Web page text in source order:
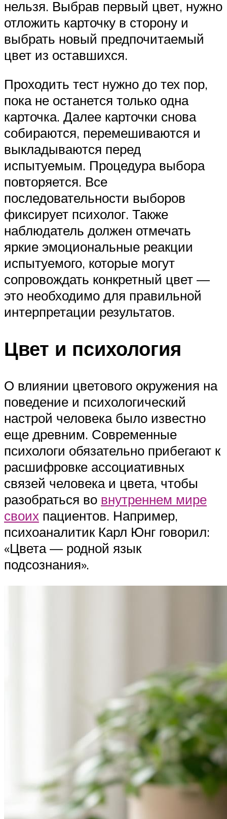
нельзя. Выбрав первый цвет, нужно
отложить карточку в сторону и
выбрать новый предпочитаемый
цвет из оставшихся.
Проходить тест нужно до тех пор,
пока не останется только одна
карточка. Далее карточки снова
собираются, перемешиваются и
выкладываются перед
испытуемым. Процедура выбора
повторяется. Все
последовательности выборов
фиксирует психолог. Также
наблюдатель должен отмечать
яркие эмоциональные реакции
испытуемого, которые могут
сопровождать конкретный цвет —
это необходимо для правильной
интерпретации результатов.
Цвет и психология
О влиянии цветового окружения на
поведение и психологический
настрой человека было известно
еще древним. Современные
психологи обязательно прибегают к
расшифровке ассоциативных
связей человека и цвета, чтобы
разобраться во внутреннем мире
своих пациентов. Например,
психоаналитик Карл Юнг говорил:
«Цвета — родной язык
подсознания».